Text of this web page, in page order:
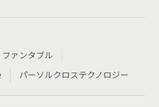
ファンタブル
パーソルクロステクノロジー